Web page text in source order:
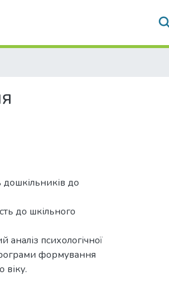
дошкільників до
до шкільного
психологічної
формування
віку.